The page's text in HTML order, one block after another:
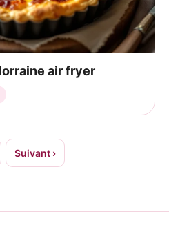
air fryer
Suivant ›